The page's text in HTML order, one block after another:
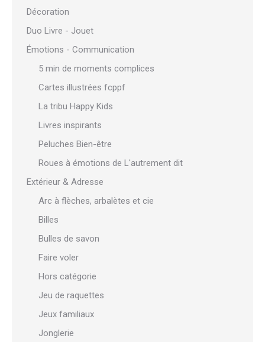
Décoration
Duo Livre - Jouet
Émotions - Communication
5 min de moments complices
Cartes illustrées fcppf
La tribu Happy Kids
Livres inspirants
Peluches Bien-être
Roues à émotions de L'autrement dit
Extérieur & Adresse
Arc à flèches, arbalètes et cie
Billes
Bulles de savon
Faire voler
Hors catégorie
Jeu de raquettes
Jeux familiaux
Jonglerie